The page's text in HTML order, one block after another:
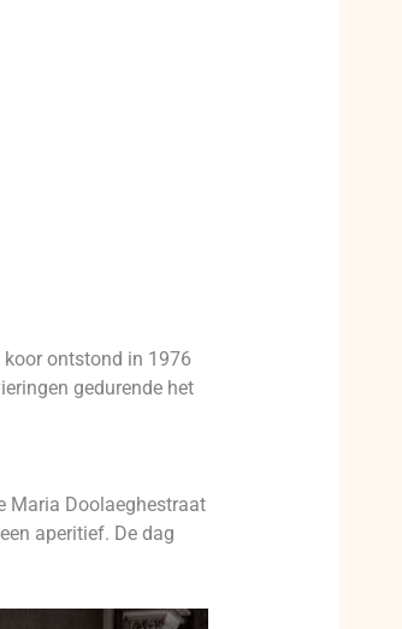
ontstond in 1976
gedurende het
Maria Doolaeghestraat
aperitief. De dag